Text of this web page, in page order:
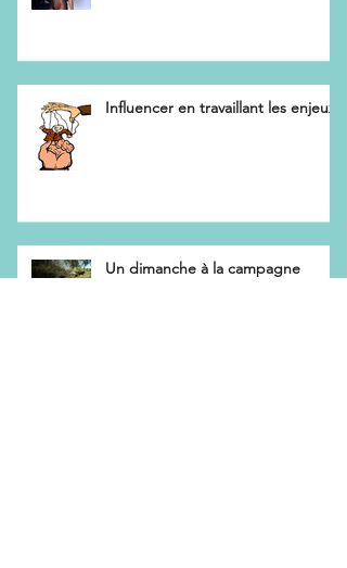
Influencer en travaillant les enjeux
Un dimanche à la campagne